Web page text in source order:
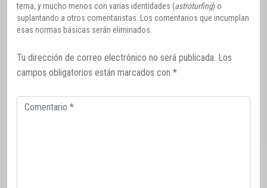
tema, y mucho menos con varias identidades (astroturfing) o
suplantando a otros comentaristas. Los comentarios que incumplan
esas normas básicas serán eliminados.
Tu dirección de correo electrónico no será publicada. Los
campos obligatorios están marcados con *
Comentario